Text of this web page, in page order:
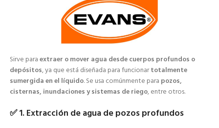
Sirve paraextraer o mover agua desde cuerpos profundos o
depósitos, ya que está diseñada para funcionartotalmente
sumergida en el líquido. Se usa comúnmente para pozos,
cisternas, inundaciones y sistemas de riego, entre otros.
✅1. Extracción de agua de pozos profundos